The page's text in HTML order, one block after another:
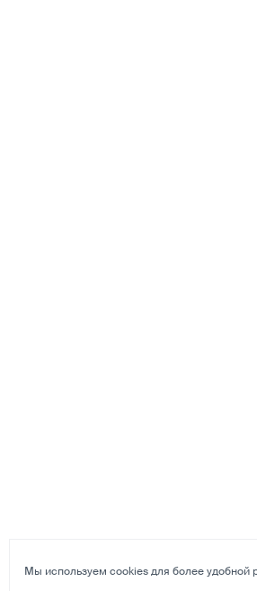
Мы используем cookies для более удобной